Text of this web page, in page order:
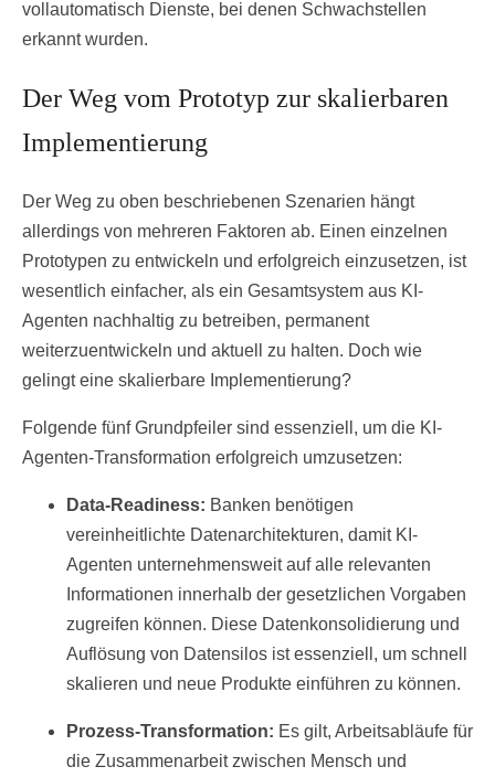
vollautomatisch Dienste, bei denen Schwachstellen
erkannt wurden.
Der Weg vom Prototyp zur skalierbaren
Implementierung
Der Weg zu oben beschriebenen Szenarien hängt
allerdings von mehreren Faktoren ab. Einen einzelnen
Prototypen zu entwickeln und erfolgreich einzusetzen, ist
wesentlich einfacher, als ein Gesamtsystem aus KI-
Agenten nachhaltig zu betreiben, permanent
weiterzuentwickeln und aktuell zu halten. Doch wie
gelingt eine skalierbare Implementierung?
Folgende fünf Grundpfeiler sind essenziell, um die KI-
Agenten-Transformation erfolgreich umzusetzen:
Data-Readiness: Banken benötigen
vereinheitlichte Datenarchitekturen, damit KI-
Agenten unternehmensweit auf alle relevanten
Informationen innerhalb der gesetzlichen Vorgaben
zugreifen können. Diese Datenkonsolidierung und
Auflösung von Datensilos ist essenziell, um schnell
skalieren und neue Produkte einführen zu können.
Prozess-Transformation: Es gilt, Arbeitsabläufe für
die Zusammenarbeit zwischen Mensch und